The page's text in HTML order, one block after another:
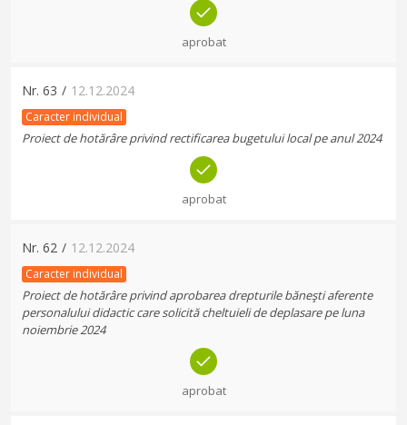
aprobat
Nr. 63 / 12.12.2024
Caracter individual
Proiect de hotărâre privind rectificarea bugetului local pe anul 2024
aprobat
Nr. 62 / 12.12.2024
Caracter individual
Proiect de hotărâre privind aprobarea drepturile băneşti aferente
personalului didactic care solicită cheltuieli de deplasare pe luna
noiembrie 2024
aprobat